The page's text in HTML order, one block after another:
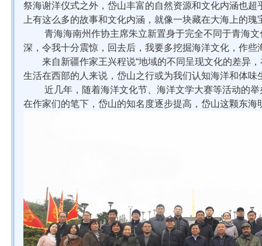
祭海谢洋仪式之外，岱山丰富的自然资源和文化内涵也超
上有这么多的故事和文化内涵，就像一块藏在大海上的瑰
青海海南州作协主席朱立新置身于完全不同于青海文
深，令我十分震惊，回去后，我要多挖掘海洋文化，作些
来自新疆作家王兴程说“地域的不同呈现文化的差异，
生活在西部的人来说，岱山之行或为我们认知海洋和体味
近几年，随着海洋文化节、海洋文学大赛等活动的举
在作家们的笔下，岱山的知名度逐步提高，岱山这颗东海